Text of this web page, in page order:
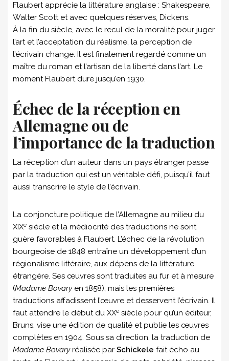
Flaubert apprécie la littérature anglaise : Shakespeare,
Walter Scott et avec quelques réserves, Dickens.
À la fin du siècle, avec le recul de la moralité pour juger
l’art et l’acceptation du réalisme, la perception de
l’écrivain change. Il est finalement regardé comme un
maître du roman et l’artisan de la liberté dans l’art. Le
moment Flaubert dure jusqu’en 1930.
Échec de la réception en
Allemagne ou de
l’importance de la traduction
La réception d’un auteur dans un pays étranger passe
par la traduction qui est un véritable défi, puisqu’il faut
aussi transcrire le style de l’écrivain.
La conjoncture politique de l’Allemagne au milieu du
XIXe siècle et la médiocrité des traductions ne sont
guère favorables à Flaubert. L’échec de la révolution
bourgeoise de 1848 entraîne un développement d’un
régionalisme littéraire, aux dépens de la littérature
étrangère. Ses œuvres sont traduites au fur et à mesure
(Madame Bovaryen 1858), mais les premières
traductions affadissent l’œuvre et desservent l’écrivain. Il
faut attendre le début du XXe siècle pour qu’un éditeur,
Bruns, vise une édition de qualité et publie les œuvres
complètes en 1904. Sous sa direction, la traduction de
Madame Bovaryréalisée par Schickele fait écho au